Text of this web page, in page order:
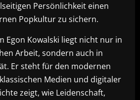
Persönlichkeit einen
Popkultur zu sichern.
Egon Kowalski liegt nicht nur in
Arbeit, sondern auch in
Er steht für den modernen
Medien und digitaler
zeigt, wie Leidenschaft,